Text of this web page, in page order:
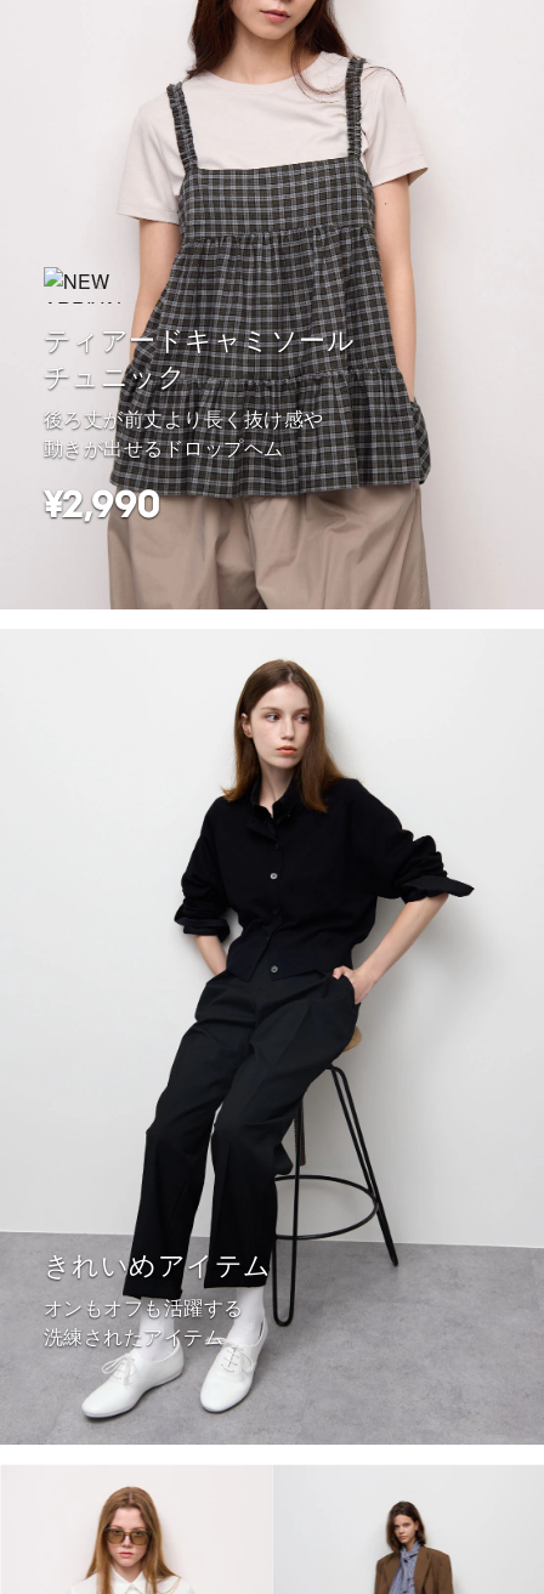
ティアードキャミソール
チュニック
後ろ丈が前丈より長く抜け感や
動きが出せるドロップヘム
¥2,990
きれいめアイテム
オンもオフも活躍する
洗練されたアイテム